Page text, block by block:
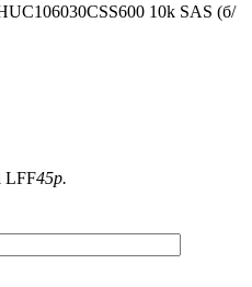
10k SAS (б/
LFF45р.